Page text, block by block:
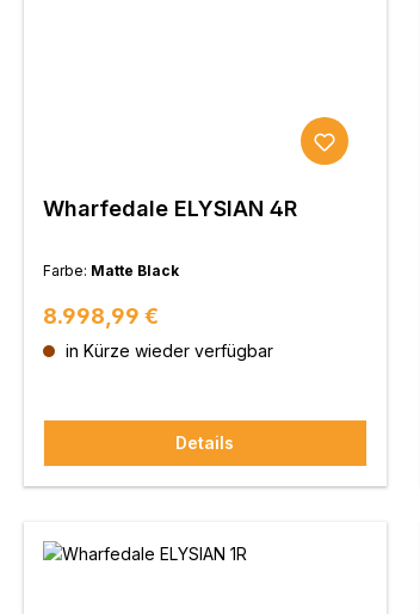
Wharfedale ELYSIAN 4R
Farbe: Matte Black
Regulärer Preis:
8.998,99 €
in Kürze wieder verfügbar
Details